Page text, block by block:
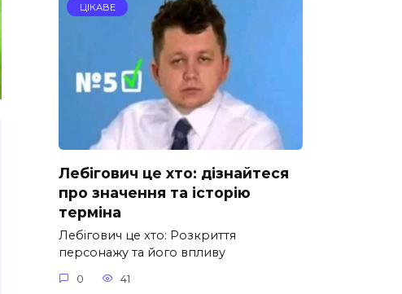
ЦІКАВЕ
Лебігович це хто: дізнайтеся
про значення та історію
терміна
Лебігович це хто: Розкриття
персонажу та його впливу
0 41